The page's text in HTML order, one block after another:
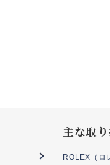
主な取
ROLEX（ロ